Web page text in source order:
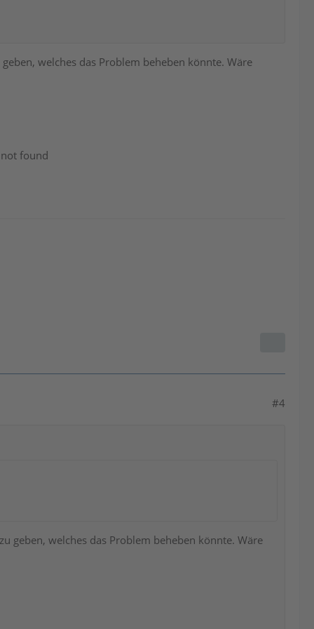
welches das Problem beheben könnte. Wäre
found
#4
geben, welches das Problem beheben könnte. Wäre